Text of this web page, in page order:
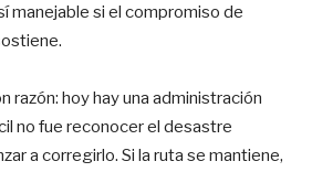
manejable si el compromiso de
razón: hoy hay una administración
no fue reconocer el desastre
a corregirlo. Si la ruta se mantiene,